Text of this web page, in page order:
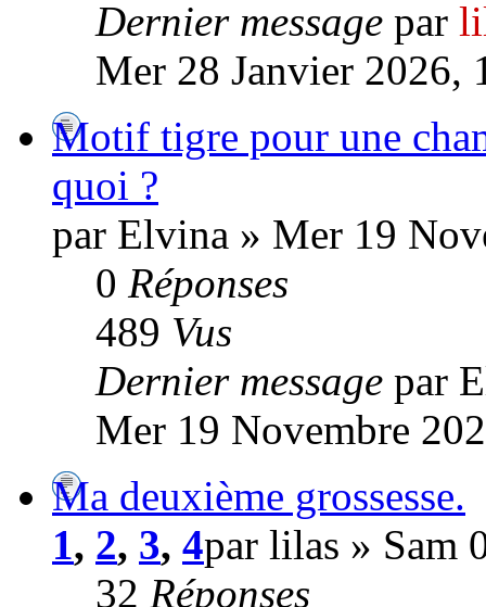
Dernier message par
Mer 28 Janvier 2026,
Motif tigre pour une
quoi ?
par Elvina » Mer 19
0 Réponses
489 Vus
Dernier message par
Mer 19 Novembre
Ma deuxième grossesse.
1, 2, 3, 4par lilas » Sam
32 Réponses